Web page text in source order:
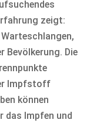
zeigt:
Bevölkerung. Die
Impfstoff
können
das Impfen und